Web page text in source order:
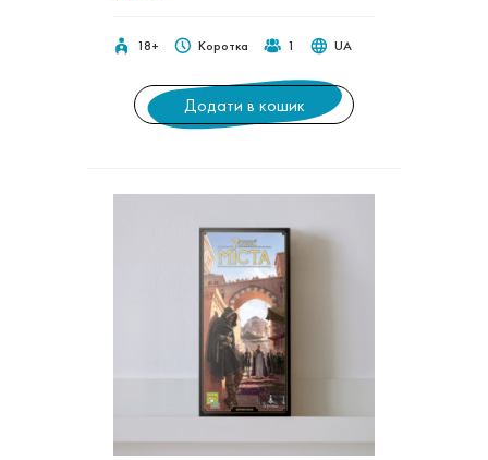
18+ Коротка 1 UA
Додати в кошик